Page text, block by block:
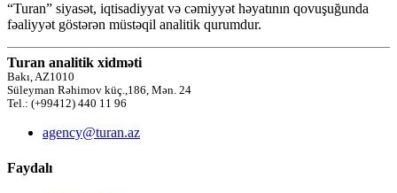
“Turan” siyasət, iqtisadiyyat və cəmiyyət həyatının qovuşuğunda
fəaliyyət göstərən müstəqil analitik qurumdur.
Turan analitik xidməti
Bakı, AZ1010
Süleyman Rəhimov küç.,186, Mən. 24
Tel.: (+99412) 440 11 96
agency@turan.az
Faydalı